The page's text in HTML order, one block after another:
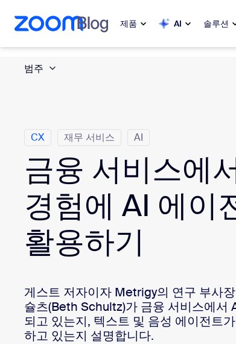
용으로 건너뛰기
팅으로 건너뛰기 제품 AI 솔루션
인기
Zoom 비즈니스 서비스
Zoom CX
Zoom AI
개발자
데스크톱에 설치
다운로드 센터
문의하기
+1 888-799-9666/ +1 888-303-1012
범주
CX 재무 서비스 AI
금융 서비스에
경험에 AI 에이
활용하기
게스트 저자이자 Metrigy의 연구 부사
슐츠(Beth Schultz)가 금융 서비스에서
되고 있는지, 텍스트 및 음성 에이전트
하고 있는지 설명합니다.